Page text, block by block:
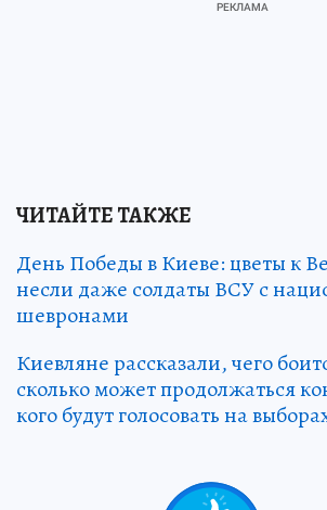
ЧИТАЙТЕ ТАКЖЕ
День Победы в Киеве: цветы к
несли даже солдаты ВСУ с
шевронами
Киевляне рассказали, чего
сколько может продолжаться
кого будут голосовать на